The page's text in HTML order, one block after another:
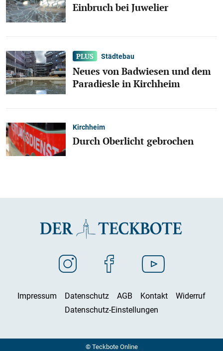
Einbruch bei Juwelier
Städtebau
Neues von Badwiesen und dem
Paradiesle in Kirchheim
Kirchheim
Durch Oberlicht gebrochen
Impressum Datenschutz AGB Kontakt
Widerruf
Datenschutz-Einstellungen
© Teckbote Online